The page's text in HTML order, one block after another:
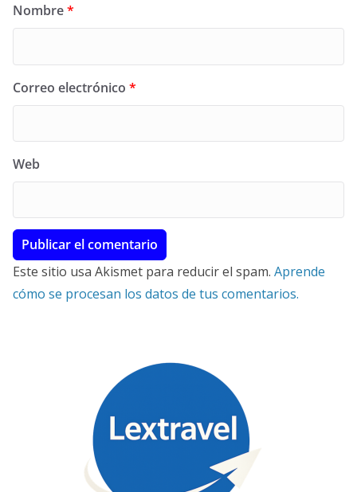
Nombre*
Correo electrónico *
Web
Este sitio usa Akismet para reducir el spam. Aprende
cómo se procesan los datos de tus comentarios.